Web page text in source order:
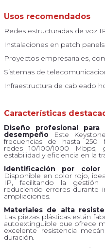
Usos recomendados
Redes estructuradas de voz
Instalaciones en patch
Proyectos empresariales,
Sistemas de
Infraestructura de cableado
Características
Diseño profesional
desempeño Este
frecuencias de hasta
redes 10/100/1000 Mbps,
estabilidad y eficiencia en la
Identificación por
Disponible en color rojo,
IP, facilitando la gestión
reduciendo errores durante
ampliaciones.
Materiales de alta
Las piezas plásticas están
autoextinguible que ofrece
excelente resistencia
duración.